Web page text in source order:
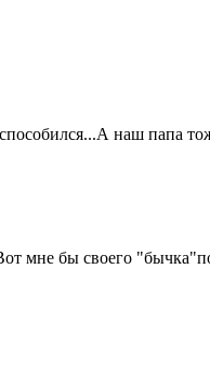
наш папа
мне бы своего